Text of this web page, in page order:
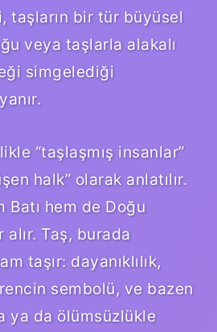
taşların bir tür büyüsel
veya taşlarla alakalı
simgelediği
“taşlaşmış insanlar”
halk” olarak anlatılır.
Batı hem de Doğu
Taş, burada
taşır: dayanıklılık,
sembolü, ve bazen
ya da ölümsüzlükle